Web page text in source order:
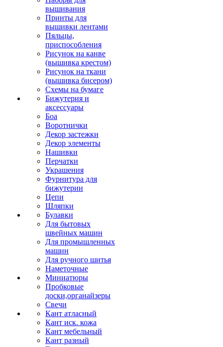
вышивания
Принты для
вышивки лентами
Пяльцы,
приспособления
Рисунок на канве
(вышивка крестом)
Рисунок на ткани
(вышивка бисером)
Схемы на бумаге
Бижутерия и
аксессуары
Боа
Воротнички
Декор застежки
Декор элементы
Нашивки
Перчатки
Украшения
Фурнитура для
бижутерии
Цепи
Шляпки
Булавки
Для бытовых
швейных машин
Для промышленных
машин
Для ручного шитья
Наметочные
Миниатюры
Пробковые
доски,органайзеры
Свечи
Кант атласный
Кант иск. кожа
Кант мебельный
Кант разный